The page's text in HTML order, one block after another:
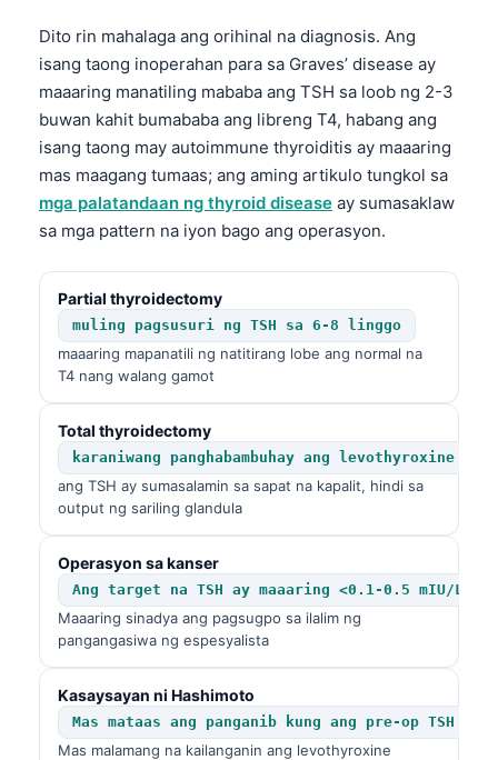
Dito rin mahalaga ang orihinal na diagnosis. Ang
isang taong inoperahan para sa Graves’ disease ay
maaaring manatiling mababa ang TSH sa loob ng 2-3
buwan kahit bumababa ang libreng T4, habang ang
isang taong may autoimmune thyroiditis ay maaaring
mas maagang tumaas; ang aming artikulo tungkol sa
mga palatandaan ng thyroid disease ay sumasaklaw
sa mga pattern na iyon bago ang operasyon.
Partial thyroidectomy
muling pagsusuri ng TSH sa 6-8 linggo
maaaring mapanatili ng natitirang lobe ang normal na
T4 nang walang gamot
Total thyroidectomy
karaniwang panghabambuhay ang levothyroxine
ang TSH ay sumasalamin sa sapat na kapalit, hindi sa
output ng sariling glandula
Operasyon sa kanser
Ang target na TSH ay maaaring <0.1-0.5 mIU/L
Maaaring sinadya ang pagsugpo sa ilalim ng
pangangasiwa ng espesyalista
Kasaysayan ni Hashimoto
Mas mataas ang panganib kung ang pre-op TSH ay
Mas malamang na kailanganin ang levothyroxine